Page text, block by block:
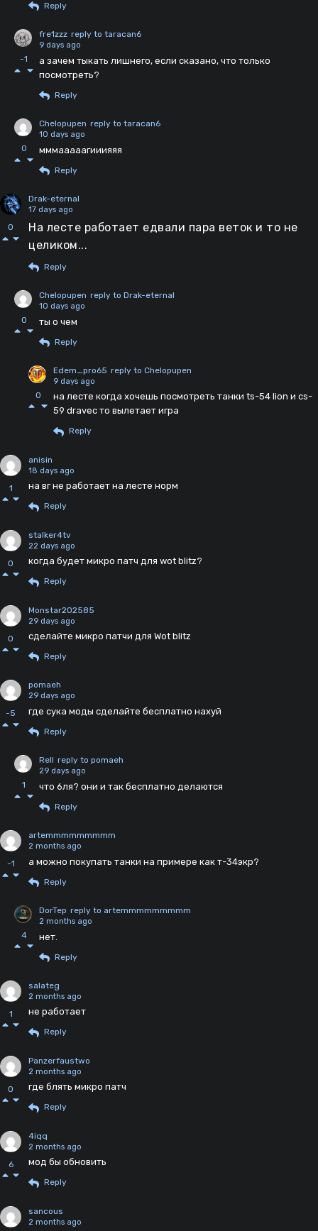
Reply
-1
fre1zzz reply to taracan6
9 days ago
а зачем тыкать лишнего, если сказано, что только
посмотреть?
Reply
0
Chelopupen reply to taracan6
10 days ago
мммааааагииияяя
Reply
0
Drak-eternal
17 days ago
На лесте работает едвали пара веток и то не
целиком...
Reply
0
Chelopupen reply to Drak-eternal
10 days ago
ты о чем
Reply
0
Edem_pro65 reply to Chelopupen
9 days ago
на лесте когда хочешь посмотреть танки ts-54 lion и cs-
59 dravec то вылетает игра
Reply
1
anisin
18 days ago
на вг не работает на лесте норм
Reply
0
stalker4tv
22 days ago
когда будет микро патч для wot blitz?
Reply
0
Monstar202585
29 days ago
сделайте микро патчи для Wot blitz
Reply
-5
pomaeh
29 days ago
где сука моды сделайте бесплатно нахуй
Reply
1
Rell reply to pomaeh
29 days ago
что 6ля? они и так бесплатно делаются
Reply
-1
artemmmmmmmmm
2 months ago
а можно покупать танки на примере как т-34экр?
Reply
4
DorTep reply to artemmmmmmmmm
2 months ago
нет.
Reply
1
salateg
2 months ago
не работает
Reply
0
Panzerfaustwo
2 months ago
где блять микро патч
Reply
6
4iqq
2 months ago
мод бы обновить
Reply
sancous
2 months ago